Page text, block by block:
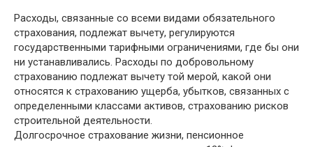
Расходы, связанные со всеми видами обязательного
страхования, подлежат вычету, регулируются
государственными тарифными ограничениями, где бы они
ни устанавливались. Расходы по добровольному
страхованию подлежат вычету той мерой, какой они
относятся к страхованию ущерба, убытков, связанных с
определенными классами активов, страхованию рисков
строительной деятельности.
Долгосрочное страхование жизни, пенсионное